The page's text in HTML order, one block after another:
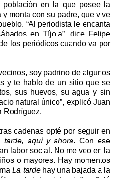
población en la que posee la
monta con su padre, que vive
“Al periodista le encanta
en Tíjola”, dice Felipe
los periódicos cuando va por
soy padrino de algunos
y te hablo de un sitio que se
sus huevos, su agua y sin
natural único”, explicó Juan
Rodríguez.
cadenas opté por seguir en
tarde, aquí y ahora. Con ese
labor social. No me veo en la
o mayores. Hay momentos
La tardehay una bajada a la